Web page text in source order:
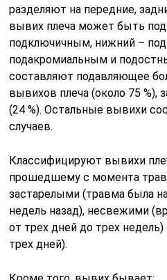
разделяют на передние,
вывих плеча может быть
подключичным, нижний –
подакромиальным и
составляют подавляющее
вывихов плеча (около 75
(24 %). Остальные вывихи
случаев.
Классифицируют вывихи
прошедшему с момента
застарелыми (травма была
недель назад), несвежими
от трех дней до трех
трех дней).